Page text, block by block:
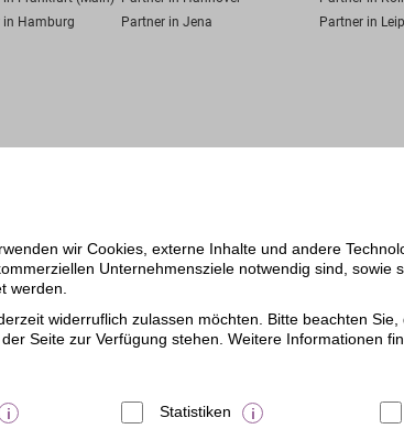
in Hamburg Partner in Jena Partner in
wir Cookies, externe Inhalte und andere
Unternehmensziele notwendig sind, sowie
werden.
widerruflich zulassen möchten. Bitte beachten
Seite zur Verfügung stehen. Weitere Informationen
Statistiken